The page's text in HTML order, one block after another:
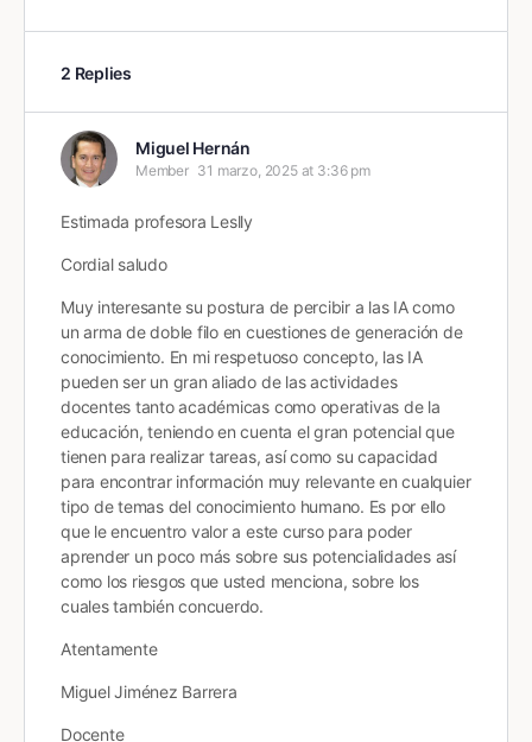
2 Replies
Miguel Hernán
Member 31 marzo, 2025 at 3:36 pm
Estimada profesora Leslly
Cordial saludo
Muy interesante su postura de percibir a las IA como
un arma de doble filo en cuestiones de generación de
conocimiento. En mi respetuoso concepto, las IA
pueden ser un gran aliado de las actividades
docentes tanto académicas como operativas de la
educación, teniendo en cuenta el gran potencial que
tienen para realizar tareas, así como su capacidad
para encontrar información muy relevante en cualquier
tipo de temas del conocimiento humano. Es por ello
que le encuentro valor a este curso para poder
aprender un poco más sobre sus potencialidades así
como los riesgos que usted menciona, sobre los
cuales también concuerdo.
Atentamente
Miguel Jiménez Barrera
Docente